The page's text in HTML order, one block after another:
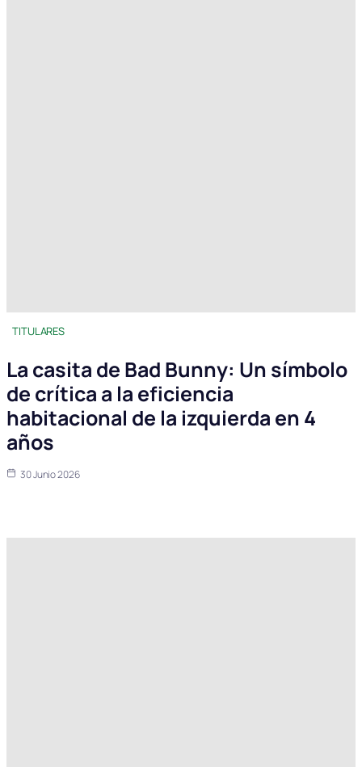
TITULARES
La casita de Bad Bunny: Un símbolo
de crítica a la eficiencia
habitacional de la izquierda en 4
años
30 Junio 2026